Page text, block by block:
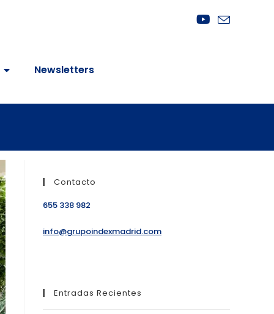
Newsletters
Contacto
655 338 982
info@grupoindexmadrid.com
Entradas Recientes